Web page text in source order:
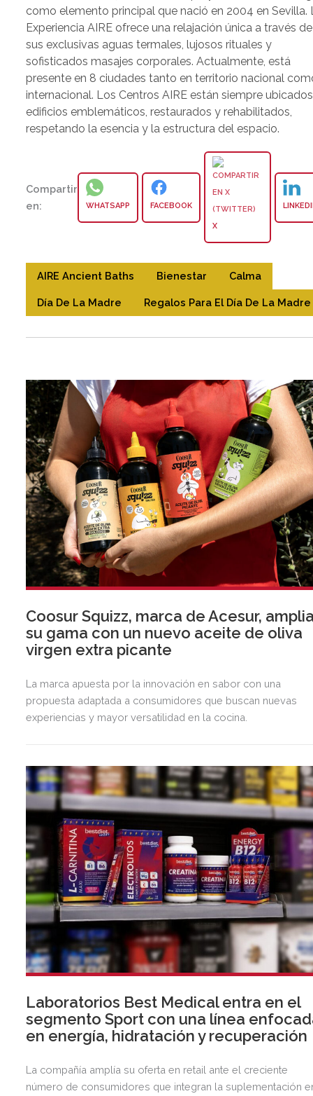
como elemento principal que nació en 2004 en Sevilla.
Experiencia AIRE ofrece una relajación única a través de
sus exclusivas aguas termales, lujosos rituales y
sofisticados masajes corporales. Actualmente, está
presente en 8 ciudades tanto en territorio nacional
internacional. Los Centros AIRE están siempre
edificios emblemáticos, restaurados y rehabilitados,
respetando la esencia y la estructura del espacio.
Compartir
en:
WHATSAPP FACEBOOK
X
AIRE Ancient Baths Bienestar Calma
Día De La Madre Regalos Para El Día De La Madre
Coosur Squizz, marca de Acesur,
su gama con un nuevo aceite de oliva
virgen extra picante
La marca apuesta por la innovación en sabor con una
propuesta adaptada a consumidores que buscan nuevas
experiencias y mayor versatilidad en la cocina.
Laboratorios Best Medical entra en el
segmento Sport con una línea
en energía, hidratación y recuperación
La compañía amplía su oferta en retail ante el creciente
número de consumidores que integran la suplementación